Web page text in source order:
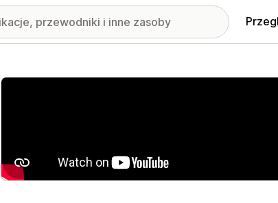
Wyróżnione obrazy w galerii